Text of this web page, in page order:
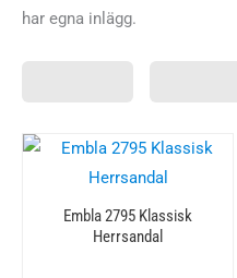
har egna inlägg.
Embla 2795 Klassisk
Herrsandal